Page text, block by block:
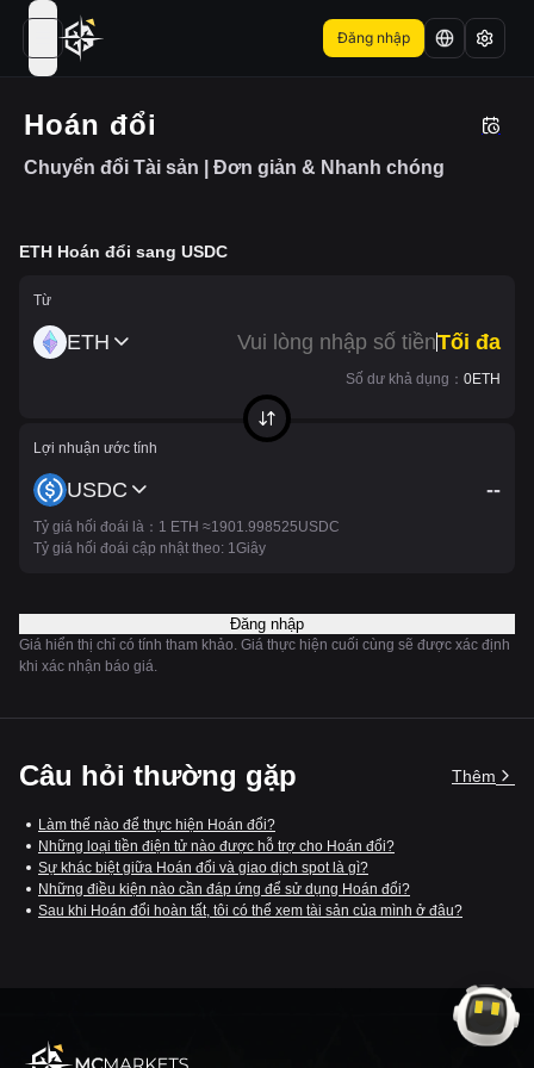
open navigation menu Đăng nhập
Hoán đổi
Chuyển đổi Tài sản | Đơn giản & Nhanh chóng
ETH Hoán đổi sang USDC
Từ
ETH Tối đa
Số dư khả dụng ： 0ETH
Lợi nhuận ước tính
USDC --
Tỷ giá hối đoái là ：1 ETH ≈--USDC
Tỷ giá hối đoái cập nhật theo: 10Giây
Đăng nhập
Giá hiển thị chỉ có tính tham khảo. Giá thực hiện cuối cùng sẽ được xác định
khi xác nhận báo giá.
Câu hỏi thường gặp Thêm
Làm thế nào để thực hiện Hoán đổi?
Những loại tiền điện tử nào được hỗ trợ cho Hoán đổi?
Sự khác biệt giữa Hoán đổi và giao dịch spot là gì?
Những điều kiện nào cần đáp ứng để sử dụng Hoán đổi?
Sau khi Hoán đổi hoàn tất, tôi có thể xem tài sản của mình ở đâu?